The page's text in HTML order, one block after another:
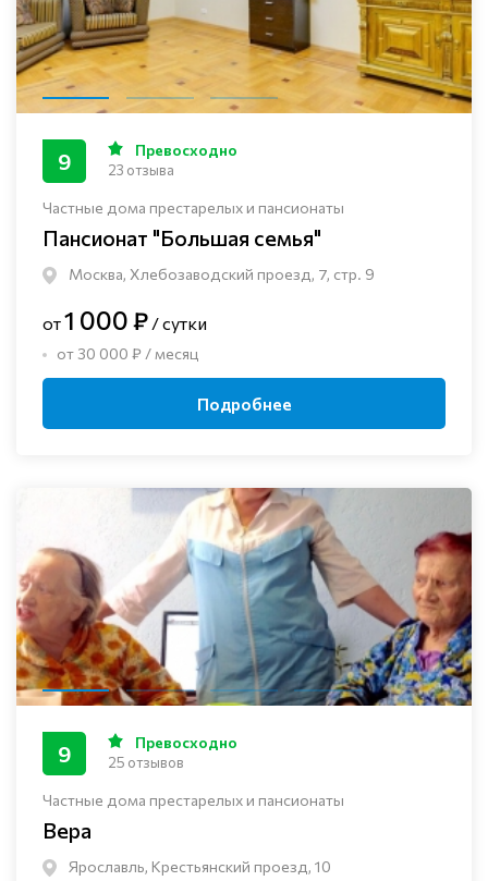
Частные дома престарелых и пансионаты
Пансионат "Большая семья"
Москва, Хлебозаводский проезд, 7, стр. 9
9 Превосходно
23 отзыва
от1 000 ₽ / сутки
от 30 000 ₽ / месяц
Подробнее
Частные дома престарелых и пансионаты
Вера
Ярославль, Крестьянский проезд, 10
9 Превосходно
25 отзывов